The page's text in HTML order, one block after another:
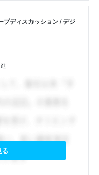
プディスカッション / デジ
る